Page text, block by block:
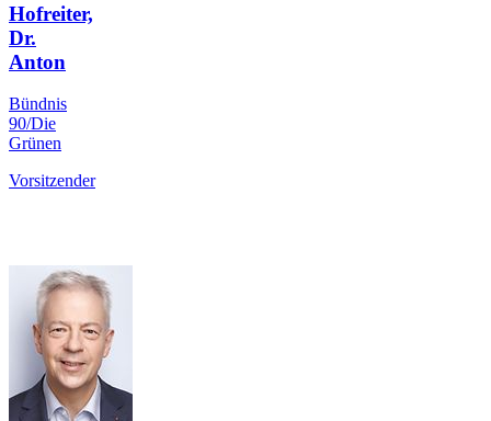
Hofreiter,
Dr.
Anton
Bündnis
90/Die
Grünen
Vorsitzender